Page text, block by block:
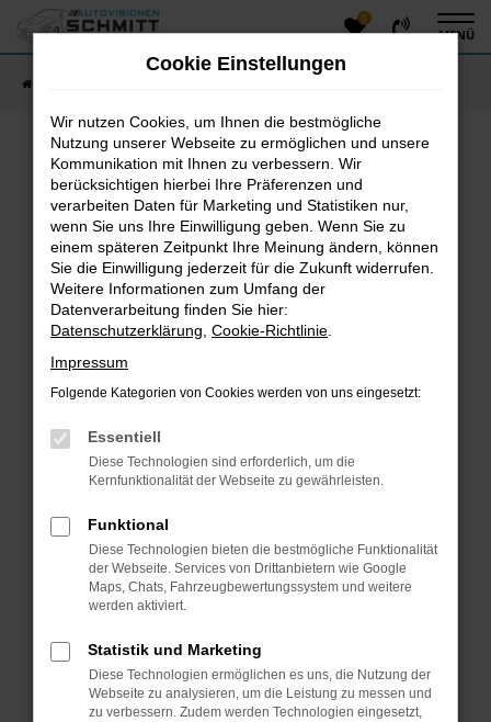
Zum
Hauptinhalt
0
MENÜ
Fehler: Network Error
Beim Laden ist ein Fehler aufgetreten.
Hier sind ein paar Tipps, die dir helfen können:
Überprüfe deine Firewall und deine
Internetverbindung.
Laden andere Webseiten, zum Beispiel deine
Suchmaschine?
Prüfe deine Browsererweiterungen.
das Laden bestimmter Seiten verhindern.
Funktioniert die Seite in einem anderen Browser
oder in einem privaten Fenster?
Das kann manchmal helfen, vorübergehende
Probleme zu beheben.
Stelle sicher, dass dein Browser und dein
Betriebssystem auf dem neuesten Stand sind.
Sicherheitsrisiko, sondern kann auch dazu führen,
dass bestimmte Funktionen nicht mehr
unterstützt werden.
Cookie Einstellungen
Wir nutzen Cookies, um Ihnen die bestmögliche
Nutzung unserer Webseite zu ermöglichen und unsere
Kommunikation mit Ihnen zu verbessern. Wir
berücksichtigen hierbei Ihre Präferenzen und
verarbeiten Daten für Marketing und Statistiken nur,
wenn Sie uns Ihre Einwilligung geben. Wenn Sie zu
einem späteren Zeitpunkt Ihre Meinung ändern, können
Sie die Einwilligung jederzeit für die Zukunft widerrufen.
Weitere Informationen zum Umfang der
Datenverarbeitung finden Sie hier:
Datenschutzerklärung Cookie-Richtlinie
Impressum
Folgende Kategorien von Cookies werden von uns eingesetzt:
Essentiell
Diese Technologien sind erforderlich, um die
Kernfunktionalität der Webseite zu gewährleisten.
Funktional
Diese Technologien bieten die bestmögliche Funktionalität
der Webseite. Services von Drittanbietern wie Google
Maps, Chats, Fahrzeugbewertungssystem und weitere
werden aktiviert.
Statistik und Marketing
Diese Technologien ermöglichen es uns, die Nutzung der
Webseite zu analysieren, um die Leistung zu messen und
zu verbessern. Zudem werden Technologien eingesetzt,